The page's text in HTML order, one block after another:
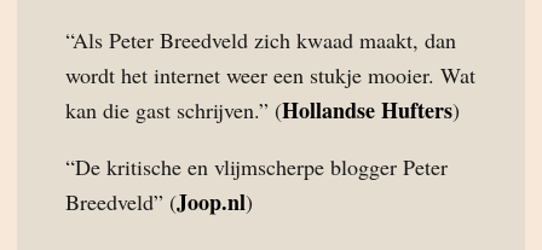
“Als Peter Breedveld zich kwaad maakt, dan
wordt het internet weer een stukje mooier. Wat
kan die gast schrijven.” (Hollandse Hufters)
“De kritische en vlijmscherpe blogger Peter
Breedveld” (Joop.nl)